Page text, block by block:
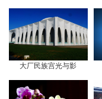
大厂民族宫光与影